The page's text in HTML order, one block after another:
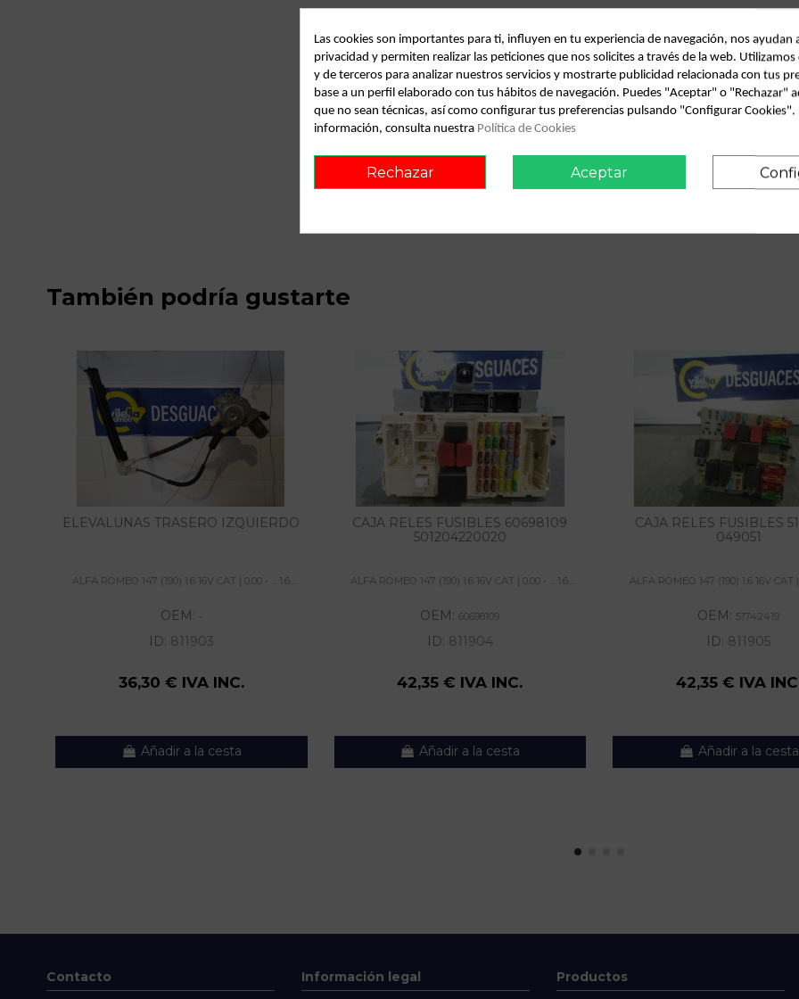
Fecha disponible: 2022-04-27
Descripción
Recambio de cerradura
0.00 - ... 1.6 16v cat | 0.00 -
También podría gustarte
ELEVALUNAS TRASERO IZQUIERDO
ALFA ROMEO 147 (190) 1.6 16V CAT | 0.00 - ... 1.6...
OEM: -
ID: 811903
36,30 € IVA INC.
Añadir a la cesta
CAJA RELES FUSIBLES 60698109
501204220020
ALFA ROMEO 147 (190) 1.6 16V CAT | 0.00 - ... 1.6...
OEM:60698109
ID: 811904
42,35 € IVA INC.
Añadir a la cesta
CAJA RELES FUSIBLES
049051
ALFA ROMEO 147 (190) 1.6 16V CAT |
OEM: 51742419
ID: 811905
42,35 € IVA
Añadir a la cesta
Contacto Información legal Productos
Las cookies son importantes para ti, influyen en tu experiencia de navegación, nos ayudan
privacidad y permiten realizar las peticiones que nos solicites a través de la web.
y de terceros para analizar nuestros servicios y mostrarte publicidad relacionada con tus
base a un perfil elaborado con tus hábitos de navegación. Puedes "Aceptar" o "Rechazar"
que no sean técnicas, así como configurar tus preferencias pulsando "Configurar Cookies".
información, consulta nuestra Política de Cookies
Rechazar Aceptar